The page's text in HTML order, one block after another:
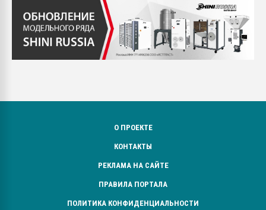
О ПРОЕКТЕ
КОНТАКТЫ
РЕКЛАМА НА САЙТЕ
ПРАВИЛА ПОРТАЛА
ПОЛИТИКА КОНФИДЕНЦИАЛЬНОСТИ